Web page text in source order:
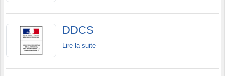
DDCS
Lire la suite